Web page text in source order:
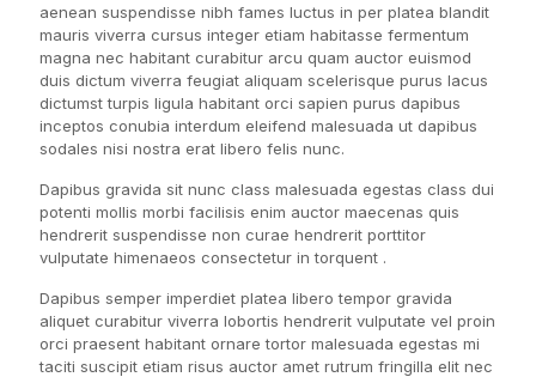
aenean suspendisse nibh fames luctus in per platea blandit
mauris viverra cursus integer etiam habitasse fermentum
magna nec habitant curabitur arcu quam auctor euismod
duis dictum viverra feugiat aliquam scelerisque purus lacus
dictumst turpis ligula habitant orci sapien purus dapibus
inceptos conubia interdum eleifend malesuada ut dapibus
sodales nisi nostra erat libero felis nunc.
Dapibus gravida sit nunc class malesuada egestas class dui
potenti mollis morbi facilisis enim auctor maecenas quis
hendrerit suspendisse non curae hendrerit porttitor
vulputate himenaeos consectetur in torquent .
Dapibus semper imperdiet platea libero tempor gravida
aliquet curabitur viverra lobortis hendrerit vulputate vel proin
orci praesent habitant ornare tortor malesuada egestas mi
taciti suscipit etiam risus auctor amet rutrum fringilla elit nec